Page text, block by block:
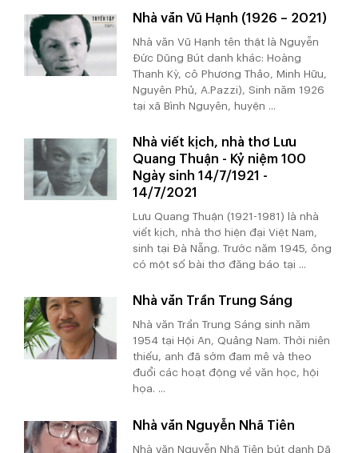
Nhà văn Vũ Hạnh (1926 – 2021)
Nhà văn Vũ Hạnh tên thật là Nguyễn
Đức Dũng Bút danh khác: Hoàng
Thanh Kỳ, cô Phương Thảo, Minh Hữu,
Nguyên Phủ, A.Pazzi), Sinh năm 1926
tại xã Bình Nguyên, huyện ...
Nhà viết kịch, nhà thơ Lưu
Quang Thuận - Kỷ niệm 100
Ngày sinh 14/7/1921 -
14/7/2021
Lưu Quang Thuận (1921-1981) là nhà
viết kịch, nhà thơ hiện đại Việt Nam,
sinh tại Đà Nẵng. Trước năm 1945, ông
có một số bài thơ đăng báo tại ...
Nhà văn Trần Trung Sáng
Nhà văn Trần Trung Sáng sinh năm
1954 tại Hội An, Quảng Nam. Thời niên
thiếu, anh đã sớm đam mê và theo
đuổi các hoạt động về văn học, hội
họa. ...
Nhà văn Nguyễn Nhã Tiên
Nhà văn Nguyễn Nhã Tiên bút danh Dã